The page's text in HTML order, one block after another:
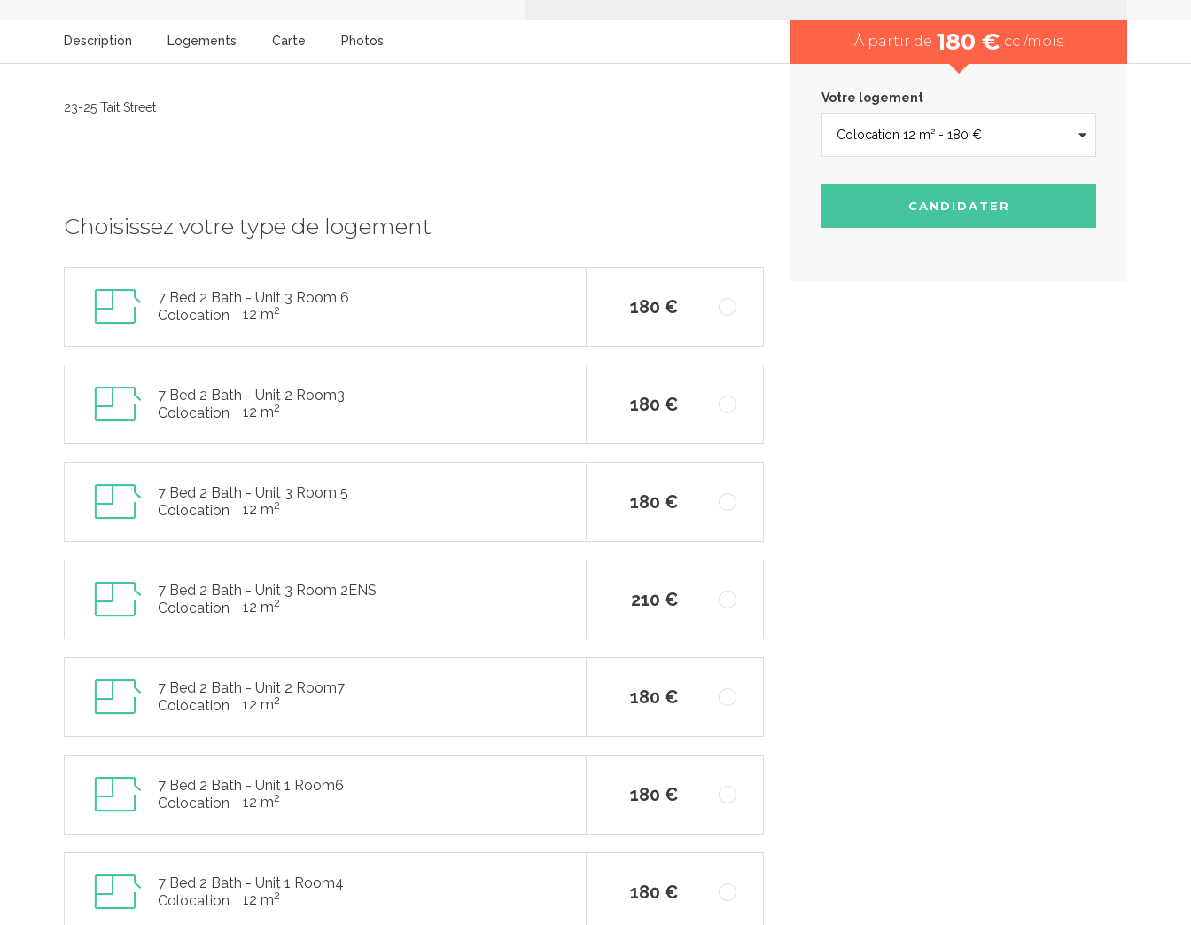
Description Logements Carte Photos
23-25 Tait Street
Choisissez votre type de logement
7 Bed 2 Bath - Unit 3 Room 6
Colocation
12 m2 180 €
7 Bed 2 Bath - Unit 2 Room3
Colocation
12 m2 180 €
7 Bed 2 Bath - Unit 3 Room 5
Colocation
12 m2 180 €
7 Bed 2 Bath - Unit 3 Room 2ENS
Colocation
12 m2 210 €
7 Bed 2 Bath - Unit 2 Room7
Colocation
12 m2 180 €
7 Bed 2 Bath - Unit 1 Room6
Colocation
12 m2 180 €
7 Bed 2 Bath - Unit 1 Room4
Colocation
12 m2 180 €
À partir de 180 € cc /mois
Votre logement
CANDIDATER